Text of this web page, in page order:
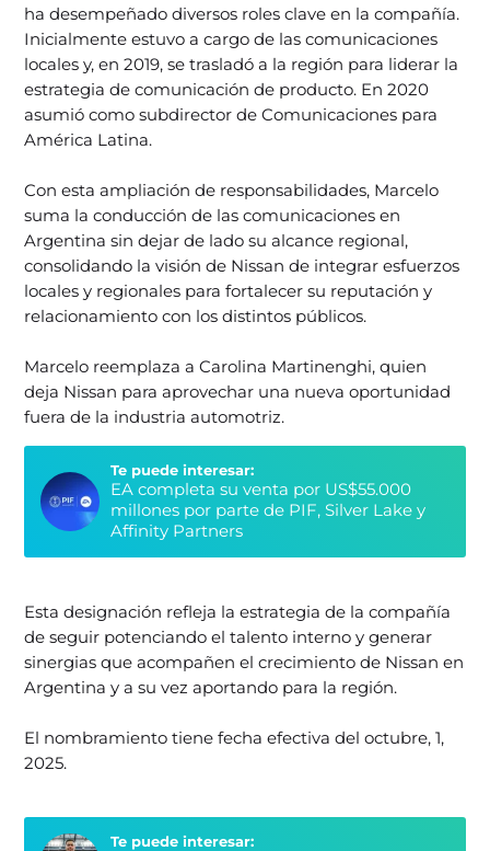
ha desempeñado diversos roles clave en la compañía.
Inicialmente estuvo a cargo de las comunicaciones
locales y, en 2019, se trasladó a la región para liderar la
estrategia de comunicación de producto. En 2020
asumió como subdirector de Comunicaciones para
América Latina.
Con esta ampliación de responsabilidades, Marcelo
suma la conducción de las comunicaciones en
Argentina sin dejar de lado su alcance regional,
consolidando la visión de Nissan de integrar esfuerzos
locales y regionales para fortalecer su reputación y
relacionamiento con los distintos públicos.
Marcelo reemplaza a Carolina Martinenghi, quien
deja Nissan para aprovechar una nueva oportunidad
fuera de la industria automotriz.
Te puede interesar:
EA completa su venta por US$55.000
millones por parte de PIF, Silver Lake y
Affinity Partners
Esta designación refleja la estrategia de la compañía
de seguir potenciando el talento interno y generar
sinergias que acompañen el crecimiento de Nissan en
Argentina y a su vez aportando para la región.
El nombramiento tiene fecha efectiva del octubre, 1,
2025.
Te puede interesar: